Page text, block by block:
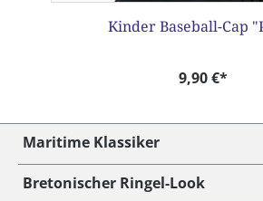
Kinder Baseball-Cap
9,90 €*
Maritime Klassiker
Bretonischer Ringel-Look